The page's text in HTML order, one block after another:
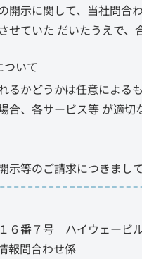
示に関して、当社問合
ていた だいたうえで、
いて
かどうかは任意によるも
、各サービス等 が適切
等のご請求につきまし
６番７号 ハイウェービ
報問合わせ係